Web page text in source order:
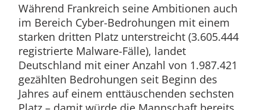
Während Frankreich seine Ambitionen auch
im Bereich Cyber-Bedrohungen mit einem
starken dritten Platz unterstreicht (3.605.444
registrierte Malware-Fälle), landet
Deutschland mit einer Anzahl von 1.987.421
gezählten Bedrohungen seit Beginn des
Jahres auf einem enttäuschenden sechsten